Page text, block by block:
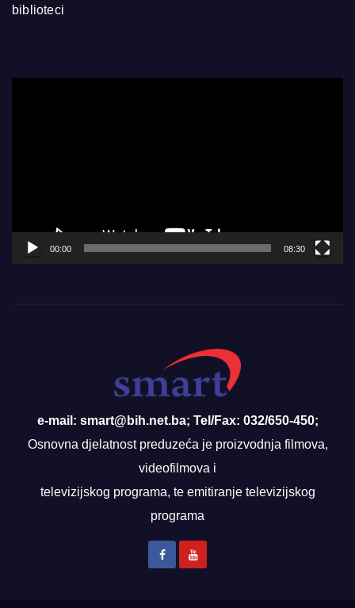
biblioteci
00:00 08:30
e-mail: smart@bih.net.ba; Tel/Fax: 032/650-450;
Osnovna djelatnost preduzeća je proizvodnja filmova,
videofilmova i
televizijskog programa, te emitiranje televizijskog
programa